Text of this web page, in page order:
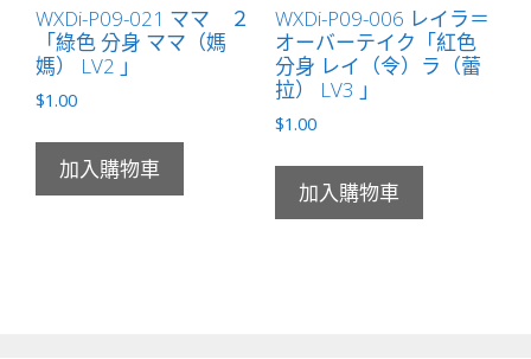
WXDi-P09-021 ママ ２
「綠色 分身 ママ（媽
媽） LV2 」
$1.00
加入購物車
WXDi-P09-006 レイラ＝
オーバーテイク「紅色
分身 レイ（令）ラ（蕾
拉） LV3 」
$1.00
加入購物車